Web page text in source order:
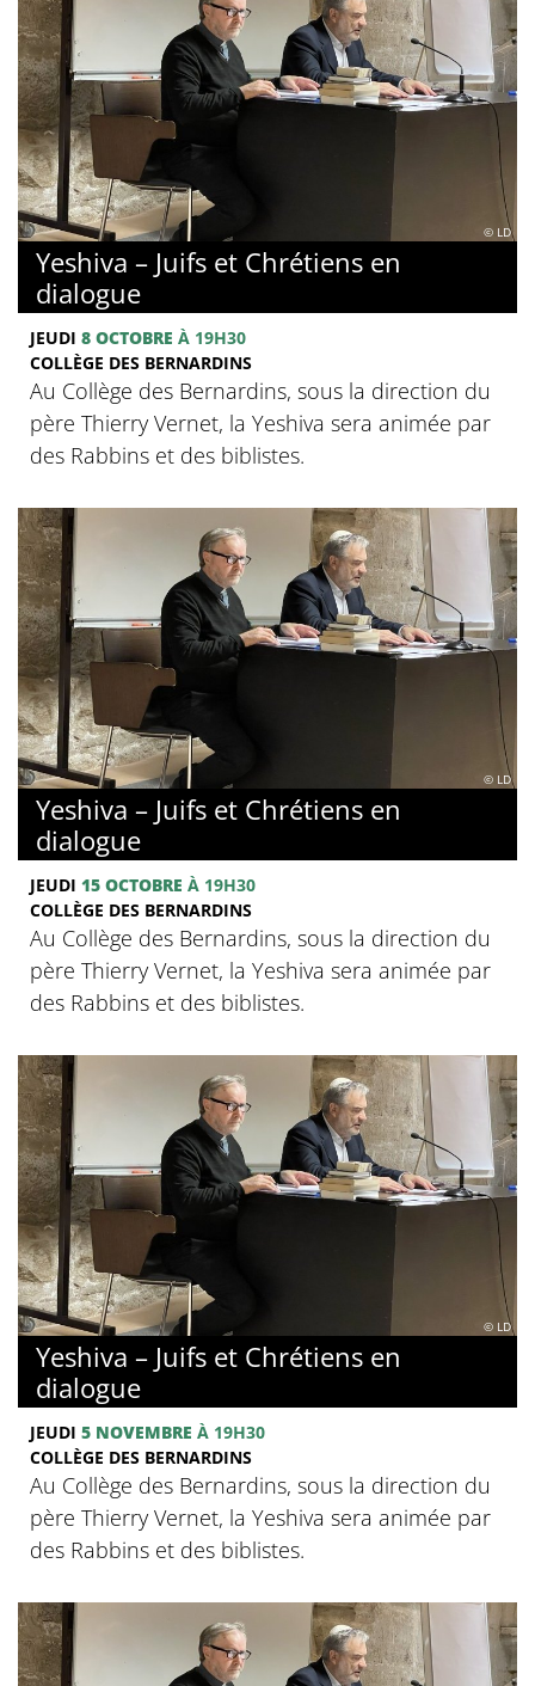
© LD
Yeshiva – Juifs et Chrétiens en
dialogue
JEUDI 8 OCTOBRE À 19H30
COLLÈGE DES BERNARDINS
Au Collège des Bernardins, sous la direction du
père Thierry Vernet, la Yeshiva sera animée par
des Rabbins et des biblistes.
© LD
Yeshiva – Juifs et Chrétiens en
dialogue
JEUDI 15 OCTOBRE À 19H30
COLLÈGE DES BERNARDINS
Au Collège des Bernardins, sous la direction du
père Thierry Vernet, la Yeshiva sera animée par
des Rabbins et des biblistes.
© LD
Yeshiva – Juifs et Chrétiens en
dialogue
JEUDI 5 NOVEMBRE À 19H30
COLLÈGE DES BERNARDINS
Au Collège des Bernardins, sous la direction du
père Thierry Vernet, la Yeshiva sera animée par
des Rabbins et des biblistes.